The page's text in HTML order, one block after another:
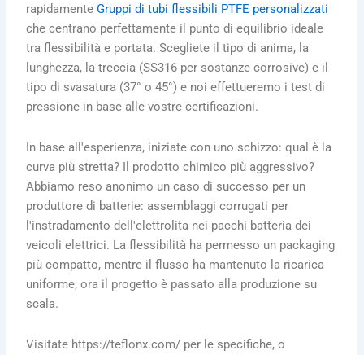
rapidamenteGruppi di tubi flessibili PTFE personalizzati
che centrano perfettamente il punto di equilibrio ideale
tra flessibilità e portata. Scegliete il tipo di anima, la
lunghezza, la treccia (SS316 per sostanze corrosive) e il
tipo di svasatura (37° o 45°) e noi effettueremo i test di
pressione in base alle vostre certificazioni.
In base all'esperienza, iniziate con uno schizzo: qual è la
curva più stretta? Il prodotto chimico più aggressivo?
Abbiamo reso anonimo un caso di successo per un
produttore di batterie: assemblaggi corrugati per
l'instradamento dell'elettrolita nei pacchi batteria dei
veicoli elettrici. La flessibilità ha permesso un packaging
più compatto, mentre il flusso ha mantenuto la ricarica
uniforme; ora il progetto è passato alla produzione su
scala.
Visitate https://teflonx.com/ per le specifiche, o